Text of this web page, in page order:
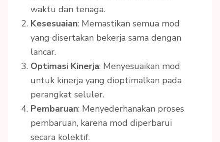
waktu dan tenaga.
Kesesuaian: Memastikan semua mod
yang disertakan bekerja sama dengan
lancar.
Optimasi Kinerja: Menyesuaikan mod
untuk kinerja yang dioptimalkan pada
perangkat seluler.
Pembaruan: Menyederhanakan proses
pembaruan, karena mod diperbarui
secara kolektif.